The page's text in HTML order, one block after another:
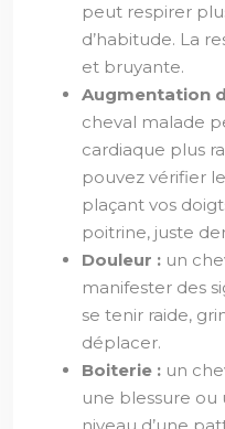
peut respirer
d’habitude. La
et bruyante.
Augmentation
cheval malade
cardiaque plus
pouvez vérifier
plaçant vos
poitrine, juste
Douleur : un
manifester des
se tenir raide,
déplacer.
Boiterie : un
une blessure